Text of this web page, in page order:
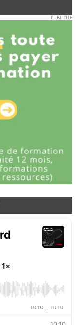
PUBLICITE